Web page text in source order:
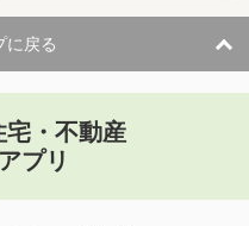
に戻る
・不動産
アプリ